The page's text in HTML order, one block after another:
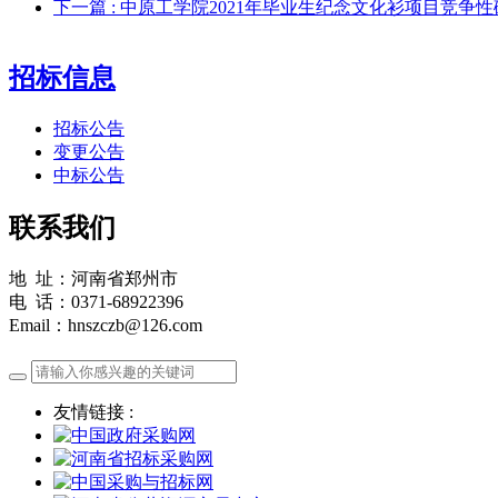
下一篇 : 中原工学院2021年毕业生纪念文化衫项目竞争
招标信息
招标公告
变更公告
中标公告
联系我们
地 址：河南省郑州市
电 话：0371-68922396
Email：hnszczb@126.com
友情链接 :